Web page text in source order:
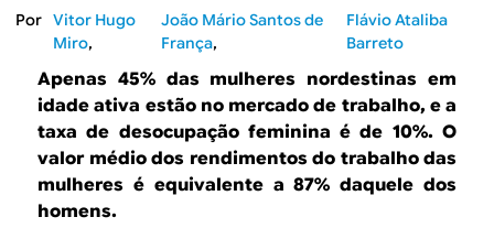
B
R
i
o
d
e
b
Vitor Hugo
Miro
João Mário Santos de
França
Flávio Ataliba
Barreto
Apenas 45% das mulheres nordestinas em
idade ativa estão no mercado de trabalho, e a
taxa de desocupação feminina é de 10%. O
valor médio dos rendimentos do trabalho das
mulheres é equivalente a 87% daquele dos
homens.